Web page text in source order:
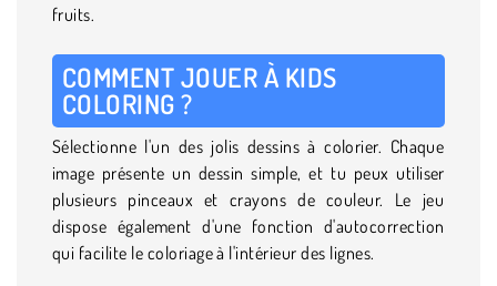
fruits.
COMMENT JOUER À KIDS
COLORING ?
Sélectionne l'un des jolis dessins à colorier. Chaque
image présente un dessin simple, et tu peux utiliser
plusieurs pinceaux et crayons de couleur. Le jeu
dispose également d'une fonction d'autocorrection
qui facilite le coloriage à l'intérieur des lignes.